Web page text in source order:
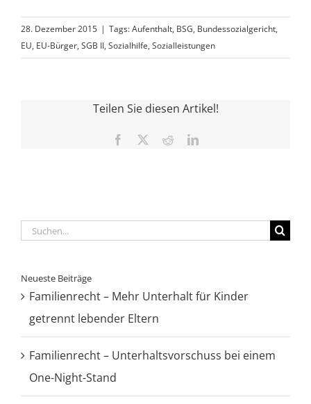
28. Dezember 2015 | Tags:Aufenthalt, BSG, Bundessozialgericht,
EU, EU-Bürger, SGB II, Sozialhilfe, Sozialleistungen
Teilen Sie diesen Artikel!
Facebook RedditLinkedIn
Suche
Neueste Beiträge
Familienrecht – Mehr Unterhalt für Kinder
getrennt lebender Eltern
Familienrecht – Unterhaltsvorschuss bei einem
One-Night-Stand